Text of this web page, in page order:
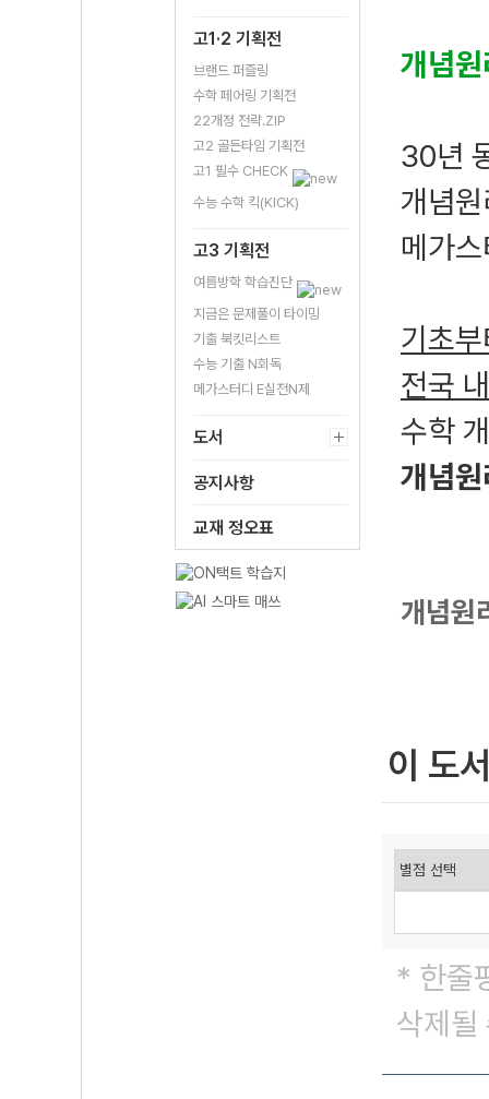
고1·2 기획전
브랜드 퍼즐링
수학 페어링 기획전
22개정 전략.ZIP
고2 골든타임 기획전
고1 필수 CHECK
수능 수학 킥(KICK)
고3 기획전
여름방학 학습진단
지금은 문제풀이 타이밍
기출 북킷리스트
수능 기출 N회독
메가스터디 E실전N제
도서
공지사항
교재 정오표
개념
30년
개념
메가
기초
전국
수학
개념
개념원
이 도
* 한줄
삭제될